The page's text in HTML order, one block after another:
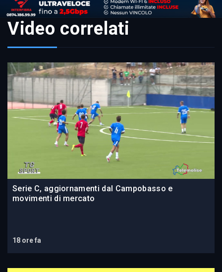
Video correlati
Serie C, aggiornamenti dal Campobasso e
movimenti di mercato
18 ore fa